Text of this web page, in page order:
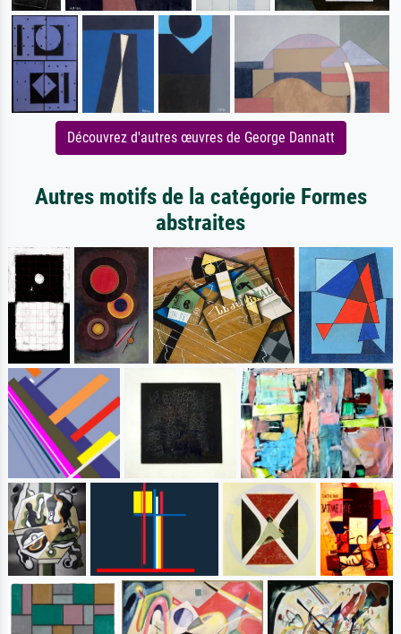
Découvrez d'autres œuvres de George Dannatt
Autres motifs de la catégorie Formes
abstraites